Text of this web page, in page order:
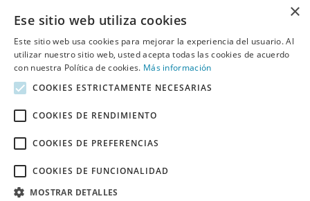
Acerca de
Sobre nosotros
Contacto
Información legal
Declaración de cookies
Descargo de Responsabilidad
×
Ese sitio web utiliza cookies
Este sitio web usa cookies para mejorar la experiencia del usuario. Al
utilizar nuestro sitio web, usted acepta todas las cookies de acuerdo
con nuestra Política de cookies. Más información
COOKIES ESTRICTAMENTE NECESARIAS
COOKIES DE RENDIMIENTO
COOKIES DE PREFERENCIAS
COOKIES DE FUNCIONALIDAD
MOSTRAR DETALLES